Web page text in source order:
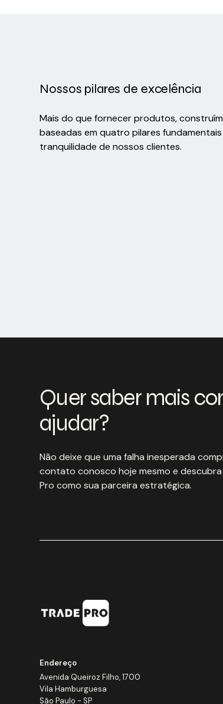
Nossos pilares de excelência
Mais do que fornecer produtos,
baseadas em quatro pilares
tranquilidade de nossos clientes.
Quer saber mais
ajudar?
Não deixe que uma falha inesperada
contato conosco hoje mesmo e
Pro como sua parceira estratégica.
Endereço
Avenida Queiroz Filho, 1700
Vila Hamburguesa
São Paulo - SP